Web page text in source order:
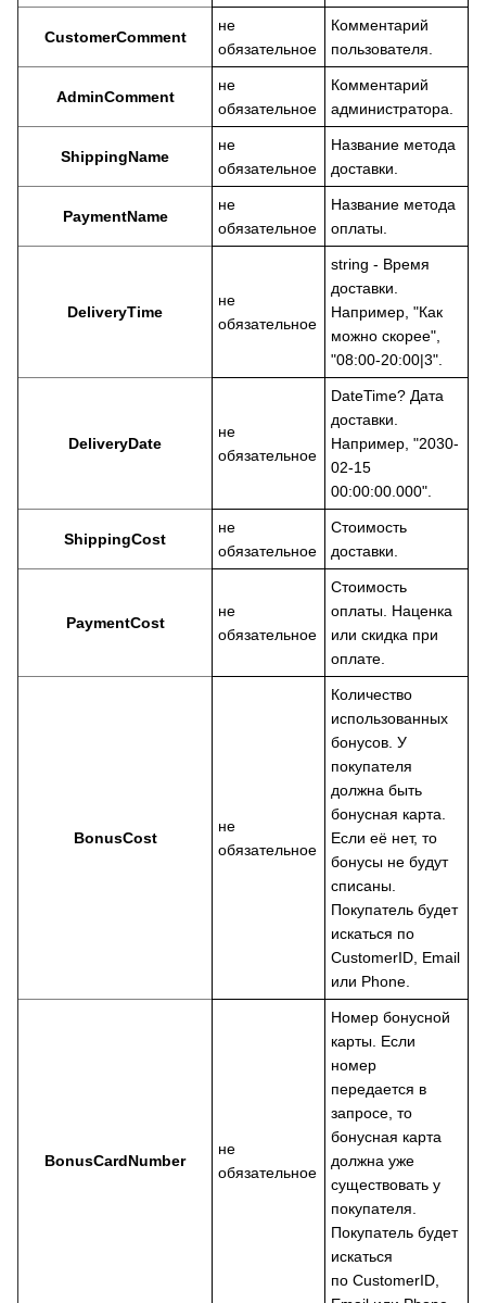
CustomerComment
не
обязательное
Комментарий
пользователя.
AdminComment
не
обязательное
Комментарий
администратора.
ShippingName
не
обязательное
Название метода
доставки.
PaymentName
не
обязательное
Название метода
оплаты.
DeliveryTime
не
обязательное
string - Время
доставки.
Например, "Как
можно скорее",
"08:00-20:00|3".
DeliveryDate
не
обязательное
DateTime? Дата
доставки.
Например, "2030-
02-15
00:00:00.000".
ShippingCost
не
обязательное
Стоимость
доставки.
PaymentCost
не
обязательное
Стоимость
оплаты. Наценка
или скидка при
оплате.
BonusCost
не
обязательное
Количество
использованных
бонусов. У
покупателя
должна быть
бонусная карта.
Если её нет, то
бонусы не будут
списаны.
Покупатель будет
искаться по
CustomerID, Email
или Phone.
BonusCardNumber
не
обязательное
Номер бонусной
карты. Если
номер
передается в
запросе, то
бонусная карта
должна уже
существовать у
покупателя.
Покупатель будет
искаться
по CustomerID,